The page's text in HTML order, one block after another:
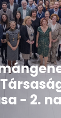
- 2.